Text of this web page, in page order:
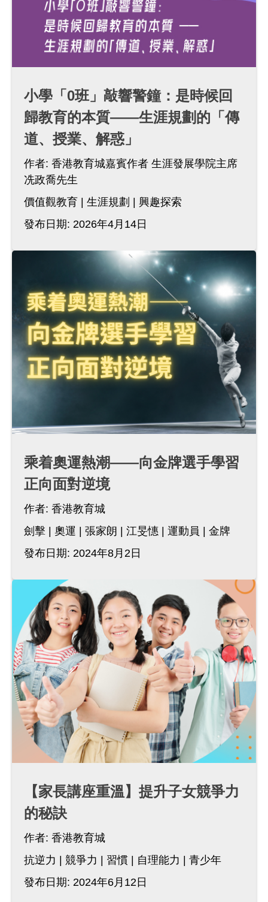
小學「0班」敲響警鐘：是時候回
歸教育的本質——生涯規劃的「傳
道、授業、解惑」
作者: 香港教育城嘉賓作者 生涯發展學院主席
冼政喬先生
價值觀教育
生涯規劃
興趣探索
發布日期: 2026年4月14日
乘着奧運熱潮——向金牌選手學習
正向面對逆境
作者: 香港教育城
劍擊
奧運 張家朗 江旻憓 運動員
金牌
發布日期: 2024年8月2日
【家長講座重溫】提升子女競爭力
的秘訣
作者: 香港教育城
抗逆力
競爭力 習慣 自理能力
青少年
發布日期: 2024年6月12日